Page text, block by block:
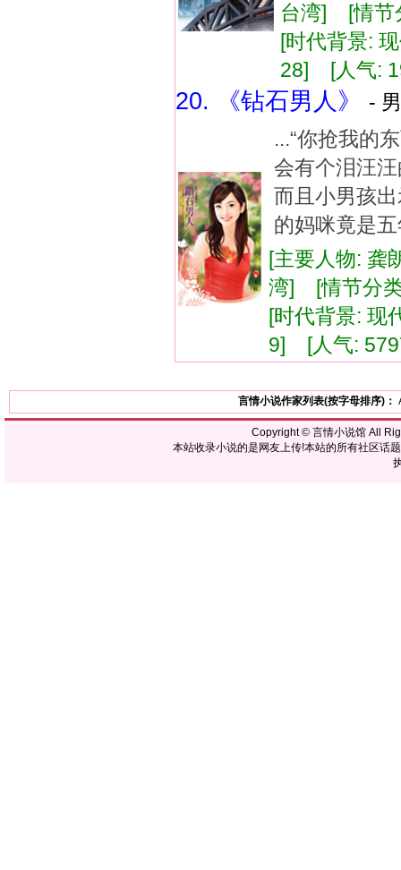
台湾] [情节
[时代背景:
28] [人气:
20. 《钻石男人》
-
...“你抢我的
会有个泪汪
而且小男孩
的妈咪竟是
[主要人物: 龚
湾] [情节分
[时代背景:
9] [人气:
言情小说作家列表(按字母排序)：
Copyright © 言情小说馆All
本站收录小说的是网友上传!本站的所有社区话